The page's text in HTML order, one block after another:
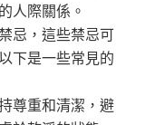
人際關係。
忌，這些禁忌可
下是一些常見的
尊重和清潔，避